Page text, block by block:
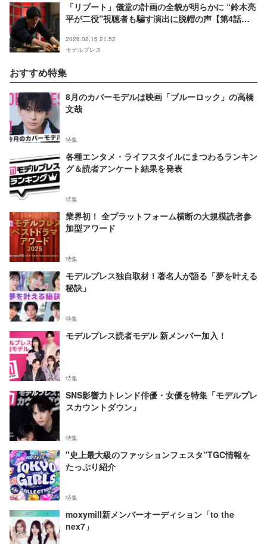
「リブート」儀堂の計画の全貌が明らかに “鈴木亮
平が二役”視聴者も騙す演出に脱帽の声【第4話ネ
2026.02.15 21:52
モデルプレス
おすすめ特集
8月のカバーモデルは映画「ブルーロック」の高橋
文哉
特集
各種エンタメ・ライフスタイルにまつわるランキン
グ＆読者アンケート結果を発表
特集
業界初！ 全プラットフォーム横断の大規模読者参
加型アワード
特集
モデルプレス独自取材！著名人が語る「夢を叶える
秘訣」
特集
モデルプレス読者モデル 新メンバー加入！
特集
SNS影響力トレンド俳優・女優を特集「モデルプレ
スカウントダウン」
特集
"史上最大級のファッションフェスタ"TGC情報を
たっぷり紹介
特集
moxymill新メンバーオーディション「to the
nex7」